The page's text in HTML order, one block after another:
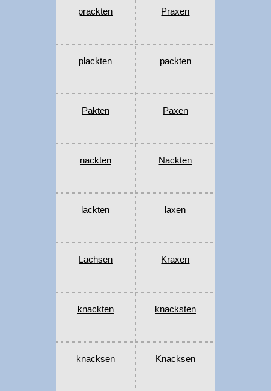
prackten Praxen
plackten packten
Pakten Paxen
nackten Nackten
lackten laxen
Lachsen Kraxen
knackten knacksten
knacksen Knacksen